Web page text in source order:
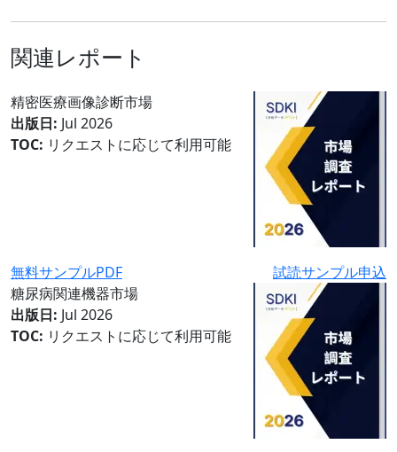
関連レポート
精密医療画像診断市場
出版日: Jul 2026
TOC: リクエストに応じて利用可能
無料サンプルPDF
試読サンプル申込
糖尿病関連機器市場
出版日: Jul 2026
TOC: リクエストに応じて利用可能